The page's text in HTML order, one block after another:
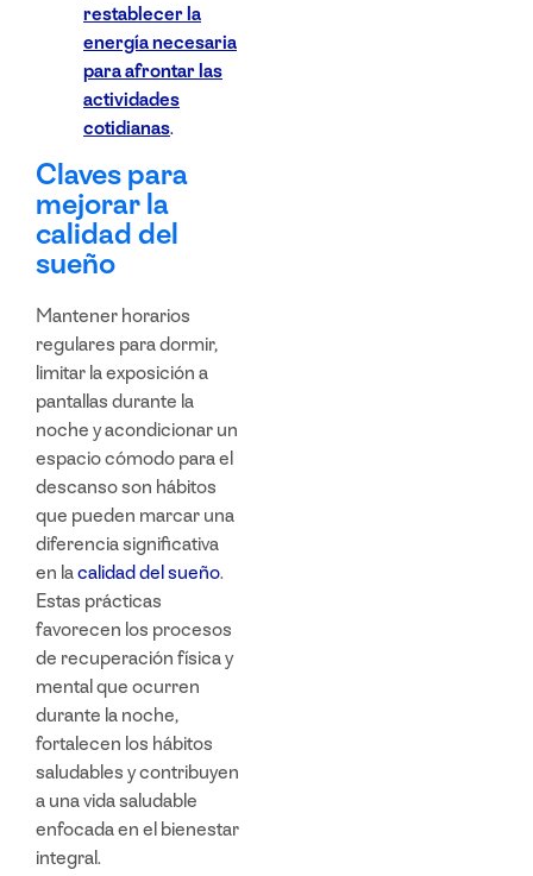
restablecer la
energía necesaria
para afrontar las
actividades
cotidianas.
Claves para
mejorar la
calidad del
sueño
Mantener horarios
regulares para dormir,
limitar la exposición a
pantallas durante la
noche y acondicionar un
espacio cómodo para el
descanso son hábitos
que pueden marcar una
diferencia significativa
en lacalidad del sueño.
Estas prácticas
favorecen los procesos
de recuperación física y
mental que ocurren
durante la noche,
fortalecen los hábitos
saludables y contribuyen
a unavida saludable
enfocada en el bienestar
integral.